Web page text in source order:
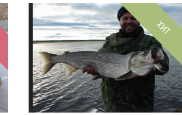
ХИТ